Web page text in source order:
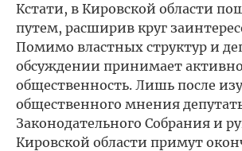
Кстати, в Кировской области
путем, расширив круг
Помимо властных структур и
обсуждении принимает
общественность. Лишь после
общественного мнения
Законодательного Собрания и
Кировской области примут